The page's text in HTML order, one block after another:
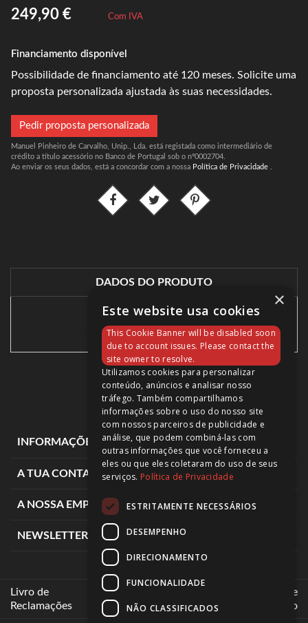
249,90 €
Com IVA
Financiamento disponível
Possibilidade de financiamento até 120 meses. Solicite uma
proposta personalizada ajustada às suas necessidades.
Pedir proposta personalizada
Manuel Pinheiro de Carvalho, Unip., Lda. está registada como intermediário de
crédito a título acessório no Banco de Portugal sob o nº0002704.
Ao enviar os seus dados, está a concordar com a nossa Política de Privacidade
DADOS DO PRODUTO
Referências específicas
INFORMAÇÕES DE LOJA
A TUA CONTA
A NOSSA EMPRESA
NEWSLETTER
Livro de
Reclamações
Intermediários de
Crédito
×
Este website usa cookies
This Cookie Banner will be disabled soon
due to account issues. Please contact the
site owner to resolve.
Utilizamos cookies para personalizar
conteúdo, anúncios e analisar nosso
tráfego. Também compartilhamos
informações sobre o uso do nosso site
com nossos parceiros de publicidade e
análise, que podem combiná-las com
outras informações que você forneceu a
eles ou que eles coletaram do uso de seus
serviços. Política de Privacidade
ESTRITAMENTE NECESSÁRIOS
DESEMPENHO
DIRECIONAMENTO
FUNCIONALIDADE
NÃO CLASSIFICADOS